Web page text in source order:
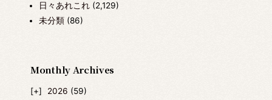
日々あれこれ(2,129)
未分類(86)
Monthly Archives
2026 (59)